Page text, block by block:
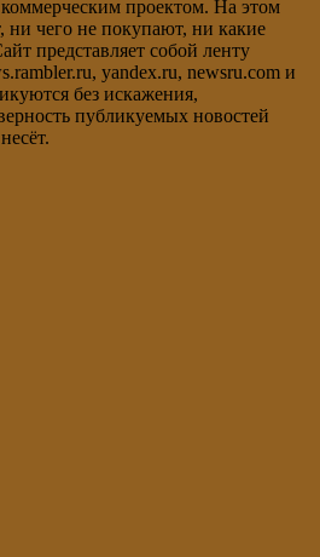
проектом. На этом
ни чего не покупают, ни какие
представляет собой ленту
yandex.ru, newsru.com и
без искажения,
публикуемых новостей